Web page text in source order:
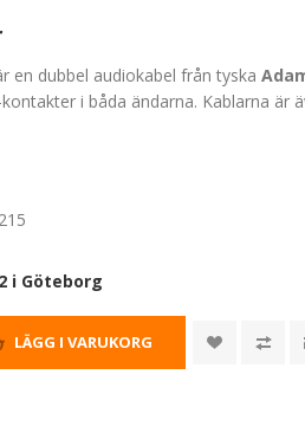
en dubbel audiokabel från tyska
i båda ändarna. Kablarna är
2 i Göteborg